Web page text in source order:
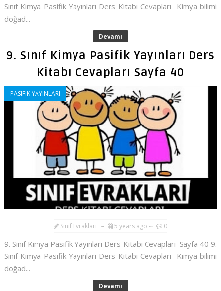
Sınıf Kimya Pasifik Yayınları Ders Kitabı Cevapları Kimya bilimi
doğad...
Devamı
9. Sınıf Kimya Pasifik Yayınları Ders
Kitabı Cevapları Sayfa 40
PASIFIK YAYINLARI
Sınıf Evrakları 5 years ago 0
9. Sınıf Kimya Pasifik Yayınları Ders Kitabı Cevapları Sayfa 40 9.
Sınıf Kimya Pasifik Yayınları Ders Kitabı Cevapları Kimya bilimi
doğad...
Devamı